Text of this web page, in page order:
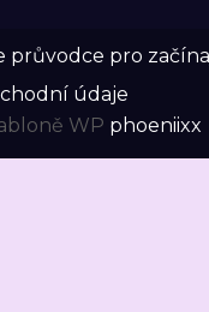
průvodce pro
údaje
WP phoeniixx